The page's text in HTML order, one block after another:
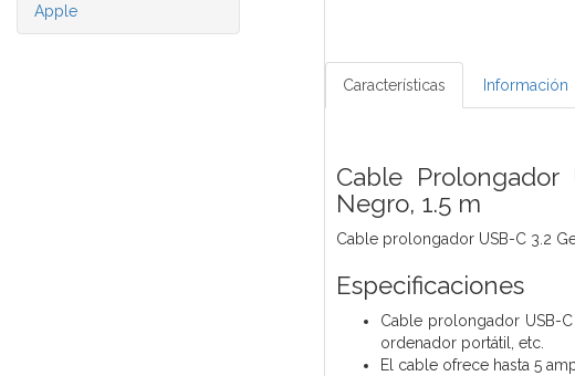
Apple
Características Información
Cable
Negro, 1.5 m
Cable prolongador USB-C 3.2
Especificaciones
Cable prolongador USB-
ordenador portátil, etc.
El cable ofrece hasta 5